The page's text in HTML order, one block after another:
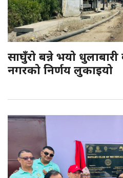
साघुँरो बन्ने भयो
नगरको निर्णय लुकाइयो